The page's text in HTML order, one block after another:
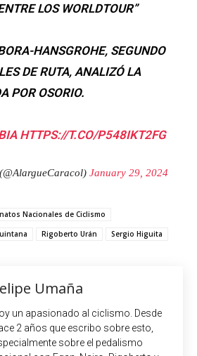
LOS WORLDTOUR”
HANSGROHE, SEGUNDO
DE RUTA, ANALIZÓ LA
POR OSORIO.
HTTPS://T.CO/P548IKT2FG
January 29, 2024
Nacionales de Ciclismo
Rigoberto Urán
Sergio Higuita
Umaña
un apasionado al ciclismo. Desde
2 años que escribo sobre esto,
sobre el pedalismo